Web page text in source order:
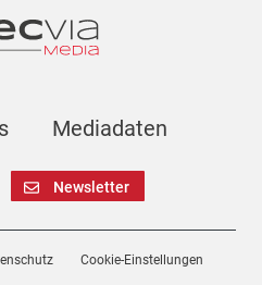
Mediadaten
Newsletter
Cookie-Einstellungen